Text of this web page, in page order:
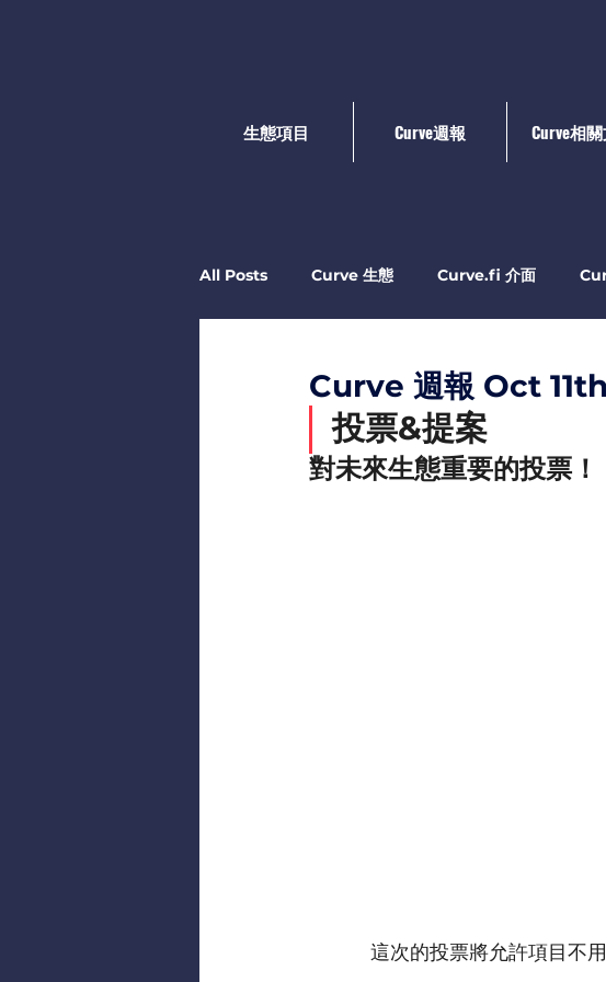
生態項目 Curve週報 Curve相
All Posts Curve ​生態 Curve.fi 介面
Curve 週報 Oct 11th
投票&提案
對未來生態重要的投票！
這次的投票將允許項目不